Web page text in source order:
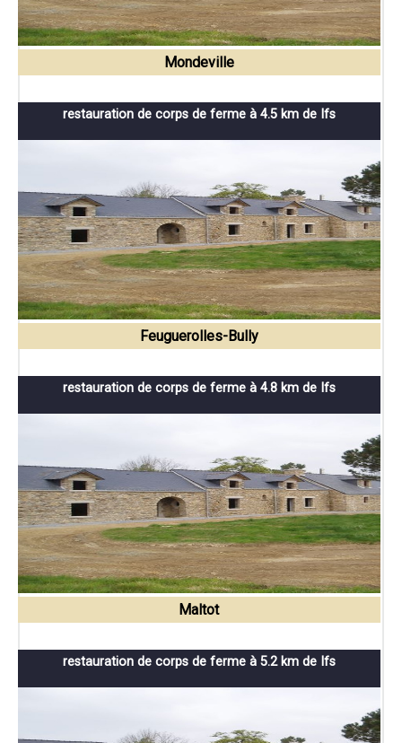
Mondeville
restauration de corps de ferme à 4.5 km de Ifs
Feuguerolles-Bully
restauration de corps de ferme à 4.8 km de Ifs
Maltot
restauration de corps de ferme à 5.2 km de Ifs